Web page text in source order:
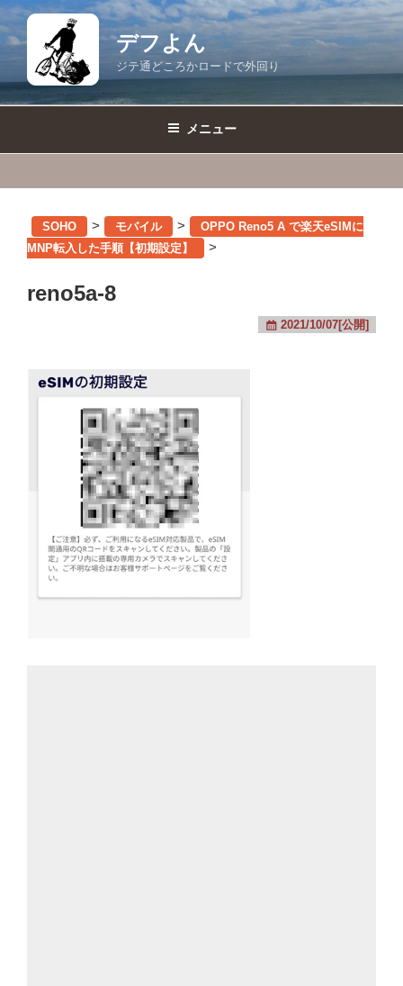
コ
ン
デフよん
ジテ通どころかロードで外回り
メニュー
SOHO > モバイル >
OPPO Reno5 A で楽天eSIMに
MNP転入した手順【初期設定】
>
reno5a-8
2021/10/07[公開]